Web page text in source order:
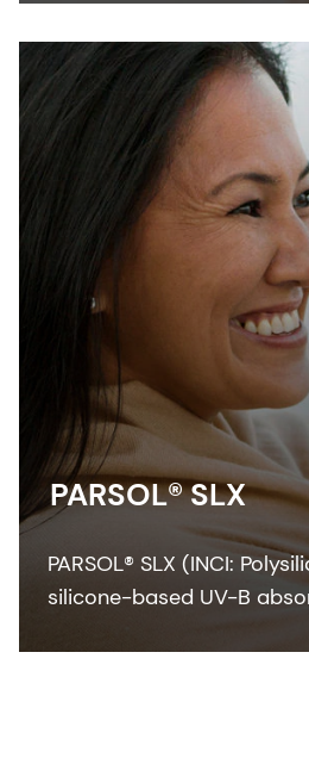
PARSOL® SLX
PARSOL® SLX (INCI:
silicone-based UV-B